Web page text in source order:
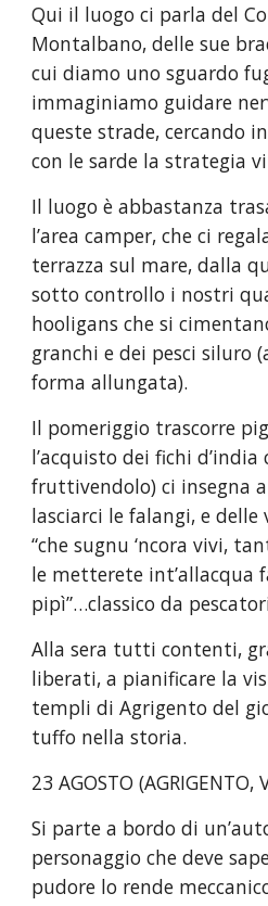
Qui il luogo ci parla del
Montalbano, delle sue
cui diamo uno sguardo
immaginiamo guidare
queste strade, cercando
con le sarde la strategia
Il luogo è abbastanza
l’area camper, che ci
terrazza sul mare, dalla
sotto controllo i nostri
hooligans che si
granchi e dei pesci siluro
forma allungata).
Il pomeriggio trascorre
l’acquisto dei fichi d’india
fruttivendolo) ci insegna
lasciarci le falangi, e
“che sugnu ‘ncora vivi,
le metterete int’allacqua
pipì”…classico da
Alla sera tutti contenti,
liberati, a pianificare la
templi di Agrigento del
tuffo nella storia.
23 AGOSTO (AGRIGENTO,
Si parte a bordo di
personaggio che deve
pudore lo rende